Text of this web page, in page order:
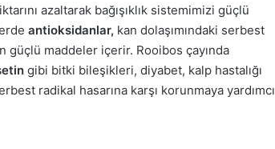
azaltarak bağışıklık sistemimizi güçlü
antioksidanlar, kan dolaşımındaki serbest
güçlü maddeler içerir. Rooibos çayında
gibi bitki bileşikleri, diyabet, kalp hastalığı
radikal hasarına karşı korunmaya yardımcı